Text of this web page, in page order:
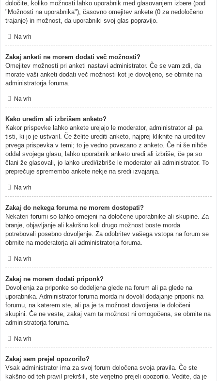
določite, koliko možnosti lahko uporabnik med glasovanjem izbere (pod
"Možnosti na uporabnika"), časovno omejitev ankete (0 za nedoločeno
trajanje) in možnost, da uporabniki svoj glas popravijo.
Na vrh
Zakaj anketi ne morem dodati več možnosti?
Omejitev možnosti pri anketi nastavi administrator. Če se vam zdi, da
morate vaši anketi dodati več možnosti kot je dovoljeno, se obrnite na
administratorja foruma.
Na vrh
Kako uredim ali izbrišem anketo?
Kakor prispevke lahko ankete urejajo le moderator, administrator ali pa
tisti, ki jo je ustvaril. Če želite urediti anketo, najprej kliknite na ureditev
prvega prispevka v temi; to je vedno povezano z anketo. Če ni še nihče
oddal svojega glasu, lahko uporabnik anketo uredi ali izbriše, če pa so
člani že glasovali, jo lahko uredi/izbriše le moderator ali administrator. To
preprečuje spremembo ankete nekje na sredi izvajanja.
Na vrh
Zakaj do nekega foruma ne morem dostopati?
Nekateri forumi so lahko omejeni na določene uporabnike ali skupine. Za
branje, objavljanje ali kakršno koli drugo možnost boste morda
potrebovali posebno dovoljenje. Za odobritev vašega vstopa na forum se
obrnite na moderatorja ali administratorja foruma.
Na vrh
Zakaj ne morem dodati priponk?
Dovoljenja za priponke so dodeljena glede na forum ali pa glede na
uporabnika. Administrator foruma morda ni dovolil dodajanje priponk na
forumu, na katerem ste, ali pa je ta možnost dovoljena le določeni
skupini. Če ne veste, zakaj vam ta možnost ni omogočena, se obrnite na
administratorja foruma.
Na vrh
Zakaj sem prejel opozorilo?
Vsak administrator ima za svoj forum določena svoja pravila. Če ste
kakšno od teh pravil prekršili, ste verjetno prejeli opozorilo. Vedite, da je